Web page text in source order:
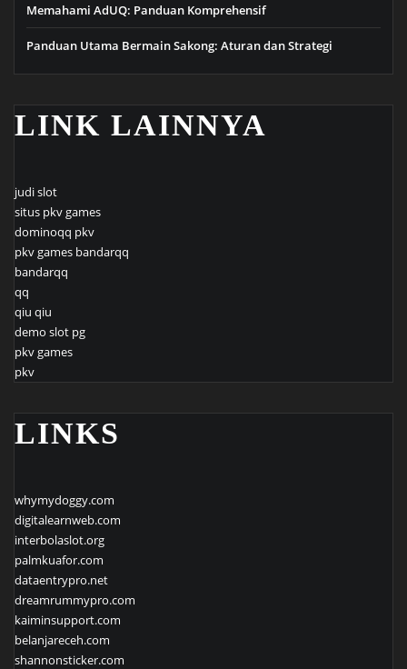
Memahami AdUQ: Panduan Komprehensif
Panduan Utama Bermain Sakong: Aturan dan Strategi
LINK LAINNYA
judi slot
situs pkv games
dominoqq pkv
pkv games bandarqq
bandarqq
qq
qiu qiu
demo slot pg
pkv games
pkv
LINKS
whymydoggy.com
digitalearnweb.com
interbolaslot.org
palmkuafor.com
dataentrypro.net
dreamrummypro.com
kaiminsupport.com
belanjareceh.com
shannonsticker.com